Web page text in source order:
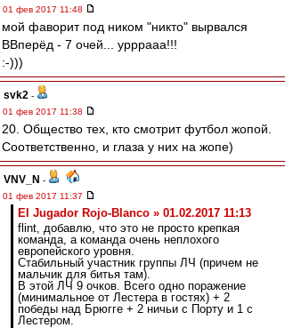
01 фев 2017 11:48
мой фаворит под ником "никто" вырвался
ВВперёд - 7 очей... урррааа!!!
:-)))
svk2 -
01 фев 2017 11:38
20. Общество тех, кто смотрит футбол жопой.
Соответственно, и глаза у них на жопе)
VNV_N -
01 фев 2017 11:37
El Jugador Rojo-Blanco » 01.02.2017 11:13
flint, добавлю, что это не просто крепкая
команда, а команда очень неплохого
европейского уровня.
Стабильный участник группы ЛЧ (причем не
мальчик для битья там).
В этой ЛЧ 9 очков. Всего одно поражение
(минимальное от Лестера в гостях) + 2
победы над Брюгге + 2 ничьи с Порту и 1 с
Лестером.